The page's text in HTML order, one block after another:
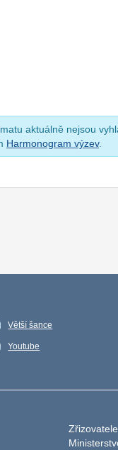
aktuálně nejsou
Harmonogram výzev.
Větší šance
Youtube